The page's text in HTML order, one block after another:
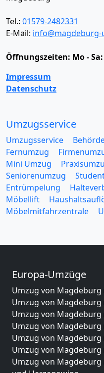
Tel.: 01579-2482331
E-Mail:
Öffnungszeiten: Mo -
Impressum
Datenschutz
Umzugsservice
Umzugsservice
Fernumzug
Mini Umzug
Seniorenumzug
Entrümpelung
Möbellift
Möbelmitfahrzentrale
Europa-Umzüge
Umzug von Magdeburg
Umzug von Magdeburg
Umzug von Magdeburg
Umzug von
Umzug von Magdeburg
Umzug von
Umzug von Magdeburg